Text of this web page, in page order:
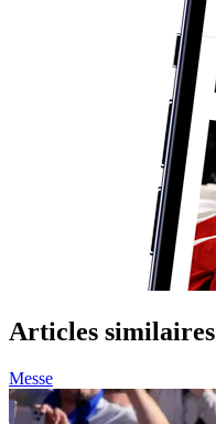
Articles similaires
Messe